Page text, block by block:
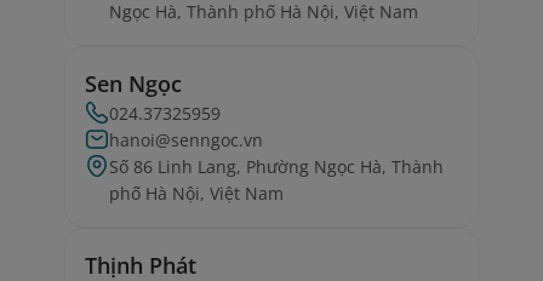
Ngọc Hà, Thành phố Hà Nội, Việt Nam
Sen Ngọc
024.37325959
hanoi@senngoc.vn
Số 86 Linh Lang, Phường Ngọc Hà, Thành
phố Hà Nội, Việt Nam
Thịnh Phát